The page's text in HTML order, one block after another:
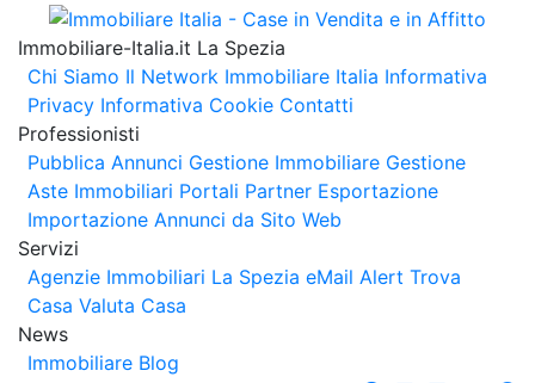
Immobiliare-Italia.it La Spezia
Chi Siamo Il Network Immobiliare Italia Informativa
Privacy Informativa Cookie Contatti
Professionisti
Pubblica Annunci Gestione Immobiliare Gestione
Aste Immobiliari Portali Partner Esportazione
Importazione Annunci da Sito Web
Servizi
Agenzie Immobiliari La Spezia eMail Alert Trova
Casa Valuta Casa
News
Immobiliare Blog